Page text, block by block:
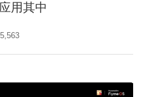
用其中